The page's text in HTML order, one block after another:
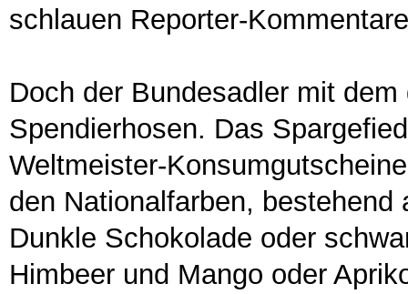
schlauen Reporter-
Doch der Bundesadler mit
Spendierhosen. Das
Weltmeister-
den Nationalfarben,
Dunkle Schokolade oder
Himbeer und Mango oder